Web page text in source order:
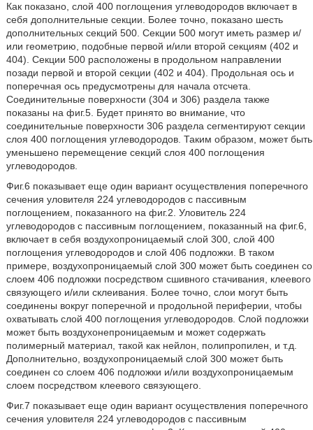
Как показано, слой 400 поглощения углеводородов включает в
себя дополнительные секции. Более точно, показано шесть
дополнительных секций 500. Секции 500 могут иметь размер и/
или геометрию, подобные первой и/или второй секциям (402 и
404). Секции 500 расположены в продольном направлении
позади первой и второй секции (402 и 404). Продольная ось и
поперечная ось предусмотрены для начала отсчета.
Соединительные поверхности (304 и 306) раздела также
показаны на фиг.5. Будет принято во внимание, что
соединительные поверхности 306 раздела сегментируют секции
слоя 400 поглощения углеводородов. Таким образом, может быть
уменьшено перемещение секций слоя 400 поглощения
углеводородов.
Фиг.6 показывает еще один вариант осуществления поперечного
сечения уловителя 224 углеводородов с пассивным
поглощением, показанного на фиг.2. Уловитель 224
углеводородов с пассивным поглощением, показанный на фиг.6,
включает в себя воздухопроницаемый слой 300, слой 400
поглощения углеводородов и слой 406 подложки. В таком
примере, воздухопроницаемый слой 300 может быть соединен со
слоем 406 подложки посредством сшивного стачивания, клеевого
связующего и/или склеивания. Более точно, слои могут быть
соединены вокруг поперечной и продольной периферии, чтобы
охватывать слой 400 поглощения углеводородов. Слой подложки
может быть воздухонепроницаемым и может содержать
полимерный материал, такой как нейлон, полипропилен, и т.д.
Дополнительно, воздухопроницаемый слой 300 может быть
соединен со слоем 406 подложки и/или воздухопроницаемым
слоем посредством клеевого связующего.
Фиг.7 показывает еще один вариант осуществления поперечного
сечения уловителя 224 углеводородов с пассивным